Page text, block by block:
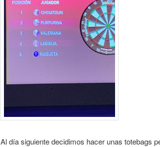
Al día siguiente decidimos hacer unas totebags